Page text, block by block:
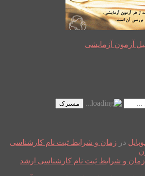
آزمون آزمایشی
مشترک
در زمان و شرایط ثبت نام کارشناسی
زمان و شرایط ثبت نام کارشناسی ارشد